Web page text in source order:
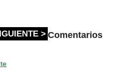
> Comentarios